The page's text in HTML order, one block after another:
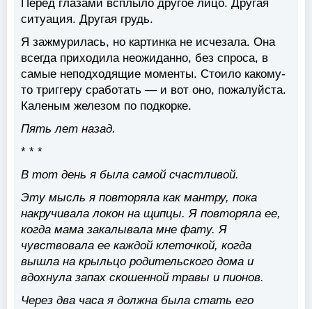
Перед глазами всплыло другое лицо. Другая
ситуация. Другая грудь.
Я зажмурилась, но картинка не исчезала. Она
всегда приходила неожиданно, без спроса, в
самые неподходящие моменты. Стоило какому-
то триггеру сработать — и вот оно, пожалуйста.
Каленым железом по подкорке.
Пять лет назад.
* * *
В тот день я была самой счастливой.
Эту мысль я повторяла как мантру, пока
накручивала локон на щипцы. Я повторяла ее,
когда мама закалывала мне фату. Я
чувствовала ее каждой клеточкой, когда
вышла на крыльцо родительского дома и
вдохнула запах скошенной травы и пионов.
Через два часа я должна была стать его